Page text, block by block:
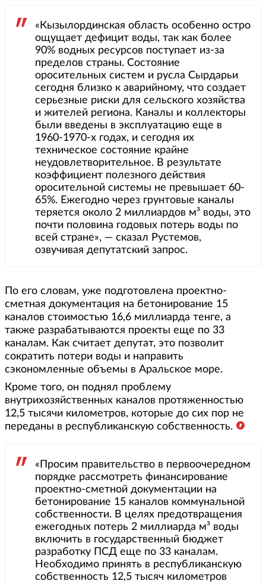
«Кызылординская область особенно остро
ощущает дефицит воды, так как более
90% водных ресурсов поступает из-за
пределов страны. Состояние
оросительных систем и русла Сырдарьи
сегодня близко к аварийному, что создает
серьезные риски для сельского хозяйства
и жителей региона. Каналы и коллекторы
были введены в эксплуатацию еще в
1960-1970-х годах, и сегодня их
техническое состояние крайне
неудовлетворительное. В результате
коэффициент полезного действия
оросительной системы не превышает 60-
65%. Ежегодно через грунтовые каналы
теряется около 2 миллиардов м³ воды, это
почти половина годовых потерь воды по
всей стране», — сказал Рустемов,
озвучивая депутатский запрос.
По его словам, уже подготовлена проектно-
сметная документация на бетонирование 15
каналов стоимостью 16,6 миллиарда тенге, а
также разрабатываются проекты еще по 33
каналам. Как считает депутат, это позволит
сократить потери воды и направить
сэкономленные объемы в Аральское море.
Кроме того, он поднял проблему
внутрихозяйственных каналов протяженностью
12,5 тысячи километров, которые до сих пор не
переданы в республиканскую собственность.
«Просим правительство в первоочередном
порядке рассмотреть финансирование
проектно-сметной документации на
бетонирование 15 каналов коммунальной
собственности. В целях предотвращения
ежегодных потерь 2 миллиарда м³ воды
включить в государственный бюджет
разработку ПСД еще по 33 каналам.
Необходимо принять в республиканскую
собственность 12,5 тысяч километров